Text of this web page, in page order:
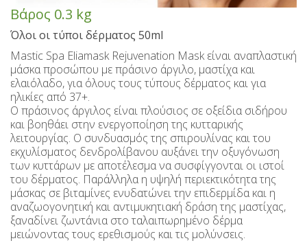
Aμυγδαλωτά
Μπάρες
Ζαχαρούχοι Χυμοί - Σιρόπια
Κουλουράκια Χιώτικα- Κουρκουμπίνια- Μπισκότα
Σοκολάτες
Χαλβάς
Βότκα
Μπράντυ
Ρακόμελα
Λικέρ Επαγγελματικές συσκευασίες
Μη αλκοολούχα - Αναψυκτικά
Λάδια μαλλιών & σώματος
Σπρέι σώματος - Αρώματα
Αποσμητικά
Aδυνατιστικά
Αντηλιακά
Ανδρική περιποίηση
Μικρές ξενοδοχειακές συσκευασίες
Κεραλοιφές
Set Καλλυντικών
Σάλτσες
Καφές με μαστίχα Χίου
Παξιμάδια
Παστελαριές
Μέλι
Ανθόνερo-Ροδόνερo- Μαστιχόνερο
Βούτυρα-Ταχίνι-Αλείμματα
Αλμυρά snacks
Τουρσιά
Πασχαλινά
Άγιος Βαλεντίνος
Βάρος 0.3 kg
Όλοι οι τύποι δέρματος 50ml
Mastic Spa Eliamask Rejuvenation Mask είναι αναπλαστική
μάσκα προσώπου με πράσινο άργιλο, μαστίχα και
ελαιόλαδο, για όλους τους τύπους δέρματος και για
ηλικίες από 37+.
Ο πράσινος άργιλος είναι πλούσιος σε οξείδια σιδήρου
και βοηθάει στην ενεργοποίηση της κυτταρικής
λειτουργίας. Ο συνδυασμός της σπιρουλίνας και του
εκχυλίσματος δενδρολίβανου αυξάνει την οξυγόνωση
των κυττάρων με αποτέλεσμα να συσφίγγονται οι ιστοί
του δέρματος. Παράλληλα η υψηλή περιεκτικότητα της
μάσκας σε βιταμίνες ενυδατώνει την επιδερμίδα και η
αναζωογονητική και αντιμυκητιακή δράση της μαστίχας,
ξαναδίνει ζωντάνια στο ταλαιπωρημένο δέρμα
μειώνοντας τους ερεθισμούς και τις μολύνσεις.